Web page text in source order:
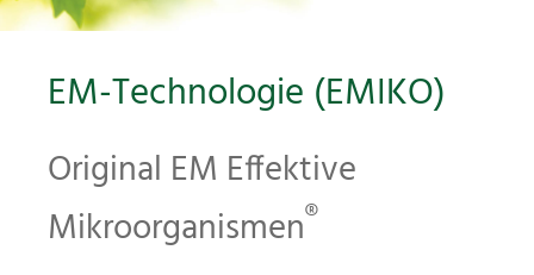
EM-Technologie (EMIKO)
Original EM Effektive
Mikroorganismen®